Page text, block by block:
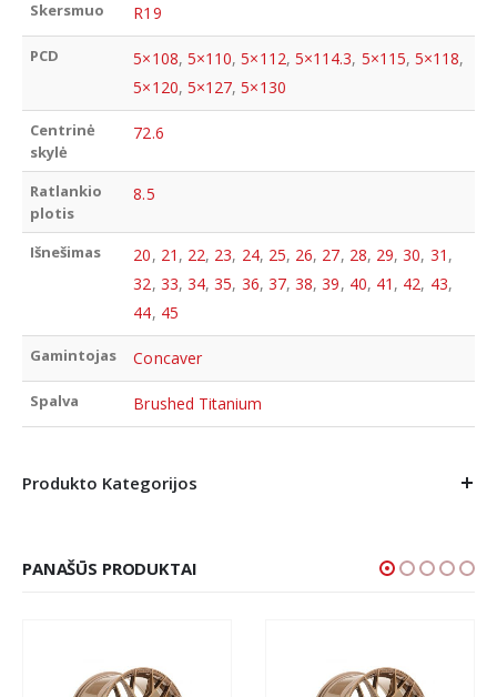
Skersmuo R19
PCD 5×108, 5×110,5×112, 5×114.3, 5×115,5×118,
5×120, 5×127,5×130
Centrinė
skylė
72.6
Ratlankio
plotis
8.5
Išnešimas 20, 21 , 22, 23, 24, 25, 26, 27, 28, 29,30, 31 ,
32, 33, 34,35, 36, 37,38,39, 40, 41 , 42, 43,
44, 45
Gamintojas Concaver
Spalva Brushed Titanium
Produkto Kategorijos
PANAŠŪS PRODUKTAI